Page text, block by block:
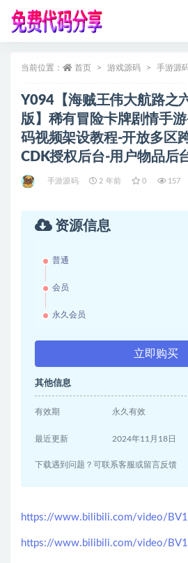
当前位置： 首页 游戏源码 手游源
Y094【海贼王伟大航路之
版】稀有冒险卡牌剧情手
码视频架设教程-开放多区
CDK授权后台-用户物品后
手游源码 2 年前 0 157
资源信息
普通
会员
永久会员
立即购买
其他信息
有效期 永久有效
最近更新 2024年11月18日
下载遇到问题？可联系客服或留言反馈
https://www.bilibili.com/video/
https://www.bilibili.com/video/